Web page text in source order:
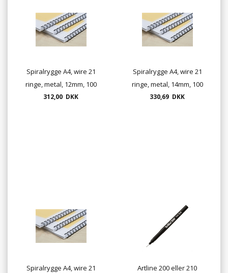
Spiralrygge A4, wire 21
ringe, metal, 12mm, 100
stk./ks.
312,00 DKK
Spiralrygge A4, wire 21
ringe, metal, 14mm, 100
stk./ks.
330,69 DKK
Spiralrygge A4, wire 21
Artline 200 eller 210